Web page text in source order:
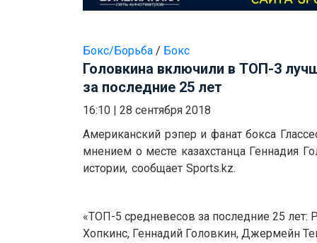
Бокс/Борьба / Бокс
Головкина включили в ТОП-3
за последние 25 лет
16:10
28 сентября 2018
Американский рэпер и фанат бокса
мнением о месте казахстанца Геннадия
истории, сообщает Sports.kz.
«ТОП-5 средневесов за последние 25
Хопкинс, Геннадий Головкин, Джермейн